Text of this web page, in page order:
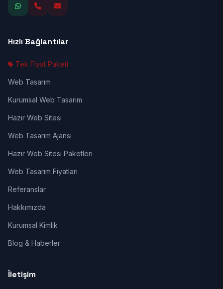
Hızlı Bağlantılar
Tek Fiyat Paketi
Web Tasarım
Kurumsal Web Tasarım
Hazır Web Sitesi
Web Tasarım Ajansı
Hazır Web Sitesi Paketleri
Web Tasarım Fiyatları
Referanslar
Hakkımızda
Kurumsal Kimlik
Blog & Haberler
İletişim